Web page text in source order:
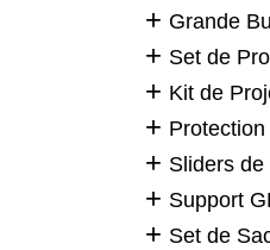
Grande
Set de
Kit de
Sliders de
Support
Set de